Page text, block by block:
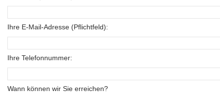
Ihre E-Mail-Adresse (Pflichtfeld):
Ihre Telefonnummer:
Wann können wir Sie erreichen?